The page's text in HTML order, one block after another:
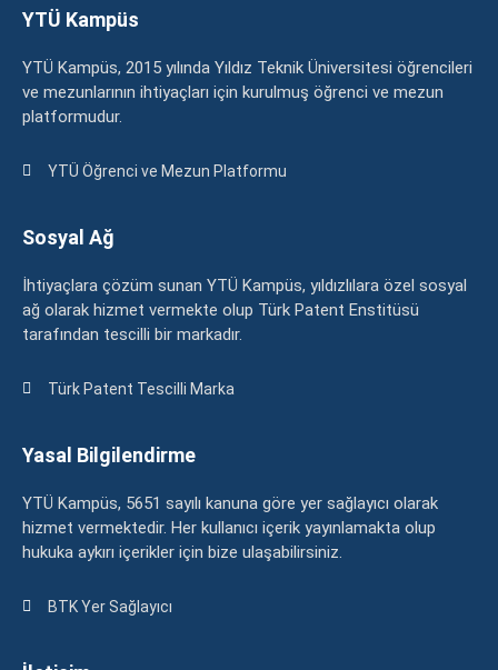
YTÜ Kampüs
YTÜ Kampüs, 2015 yılında Yıldız Teknik Üniversitesi öğrencileri
ve mezunlarının ihtiyaçları için kurulmuş öğrenci ve mezun
platformudur.
YTÜ Öğrenci ve Mezun Platformu
Sosyal Ağ
İhtiyaçlara çözüm sunan YTÜ Kampüs, yıldızlılara özel sosyal
ağ olarak hizmet vermekte olup Türk Patent Enstitüsü
tarafından tescilli bir markadır.
Türk Patent Tescilli Marka
Yasal Bilgilendirme
YTÜ Kampüs, 5651 sayılı kanuna göre yer sağlayıcı olarak
hizmet vermektedir. Her kullanıcı içerik yayınlamakta olup
hukuka aykırı içerikler için bize ulaşabilirsiniz.
BTK Yer Sağlayıcı